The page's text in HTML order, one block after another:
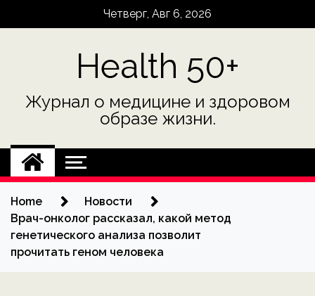
Четверг, Авг 6, 2026
Health 50+
Журнал о медицине и здоровом
образе жизни.
Home
Новости
Врач-онколог рассказал, какой метод
генетического анализа позволит
прочитать геном человека